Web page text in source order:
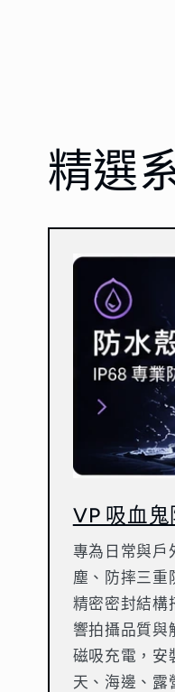
精選
VP 吸血鬼
專為日常與戶
塵、防摔三重
精密密封結構
響拍攝品質與
磁吸充電，安
天、海邊、露